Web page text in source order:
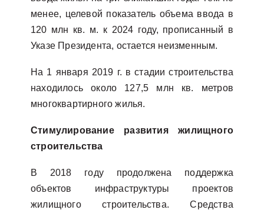
менее, целевой показатель объема ввода в
120 млн кв. м. к 2024 году, прописанный в
Указе Президента, остается неизменным.
На 1 января 2019 г. в стадии строительства
находилось около 127,5 млн кв. метров
многоквартирного жилья.
Стимулирование развития жилищного
строительства
В 2018 году продолжена поддержка
объектов инфраструктуры проектов
жилищного строительства. Средства